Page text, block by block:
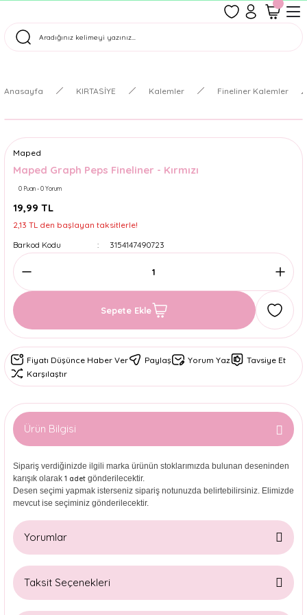
Tüm Siparişler Aynı Gün Kargoda!
Anasayfa KIRTASİYE Kalemler Fineliner Kalemler
Maped
Maped Graph Peps Fineliner - Kırmızı
0 Puan - 0 Yorum
19,99 TL
2,13 TL den başlayan taksitlerle!
Barkod Kodu
3154147490723
Sepete Ekle
Fiyatı Düşünce Haber Ver Paylaş Yorum Yaz
Tavsiye Et
Karşılaştır
Ürün Bilgisi
Sipariş verdiğinizde ilgili marka ürünün stoklarımızda bulunan deseninden
karışık olarak 1 adet gönderilecektir.
Desen seçimi yapmak isterseniz sipariş notunuzda belirtebilirsiniz. Elimizde
mevcut ise seçiminiz gönderilecektir.
Yorumlar
Taksit Seçenekleri